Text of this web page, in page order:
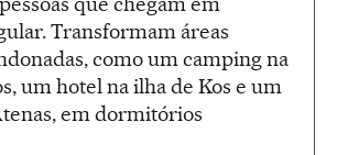
Transformam áreas
como um camping na
um hotel na ilha de Kos e um
em dormitórios